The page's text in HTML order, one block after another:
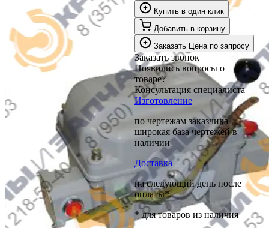
Купить в один клик
Добавить в корзину
Заказать Цена по запросу
Заказать звонок
Появились вопросы о
товаре?
Консультация специалиста
Изготовление
по чертежам заказчика
широкая база чертежей в
наличии
Доставка
на следующий день после
оплаты*
* для товаров из наличия